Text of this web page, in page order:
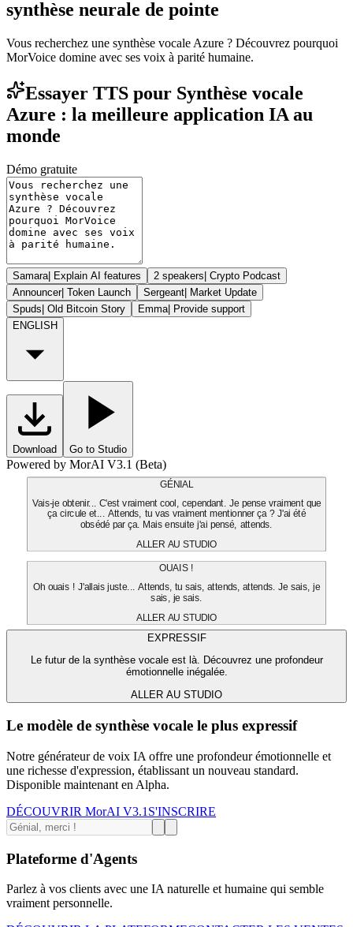
synthèse neurale de pointe
Vous recherchez une synthèse vocale Azure ? Découvrez pourquoi
MorVoice domine avec ses voix à parité humaine.
Essayer TTS pour Synthèse vocale
Azure : la meilleure application IA au
monde
Démo gratuite
Samara| Explain AI features 2 speakers| Crypto Podcast
Announcer| Token Launch Sergeant| Market Update
Spuds| Old Bitcoin Story Emma| Provide support
ENGLISH
Download Go to Studio
Powered by MorAI V3.1 (Beta)
GÉNIAL
Vais-je obtenir... C'est vraiment cool, cependant. Je pense vraiment que
ça circule et... Attends, tu vas vraiment mentionner ça ? J'ai été
obsédé par ça. Mais ensuite j'ai pensé, attends.
ALLER AU STUDIO
OUAIS !
Oh ouais ! J'allais juste... Attends, tu sais, attends, attends. Je sais, je
sais, je sais.
ALLER AU STUDIO
EXPRESSIF
Le futur de la synthèse vocale est là. Découvrez une profondeur
émotionnelle inégalée.
ALLER AU STUDIO
Le modèle de synthèse vocale le plus expressif
Notre générateur de voix IA offre une profondeur émotionnelle et
une richesse d'expression, établissant un nouveau standard.
Disponible maintenant en Alpha.
DÉCOUVRIR MorAI V3.1 S'INSCRIRE
Plateforme d'Agents
Parlez à vos clients avec une IA naturelle et humaine qui semble
vraiment personnelle.